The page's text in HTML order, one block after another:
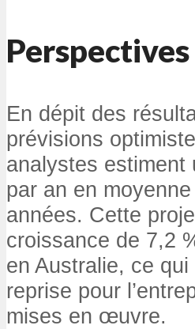
En dépit des
prévisions
analystes estiment
par an en
années. Cette
croissance de 7,2
en Australie, ce
reprise pour
mises en œuvre.